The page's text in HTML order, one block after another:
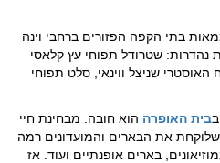
בתי הקפה הפזורים ברחבי וינה
נהדרות: שטרודל תפוחי עץ קלאסי
שניצל ווינאי, סלט תפוחי
בית האופרה הוא חובה. מבחינת חיי
שלוקחת את הבארים והמועדונים רמה
בארים אופנתיים ועוד. אז